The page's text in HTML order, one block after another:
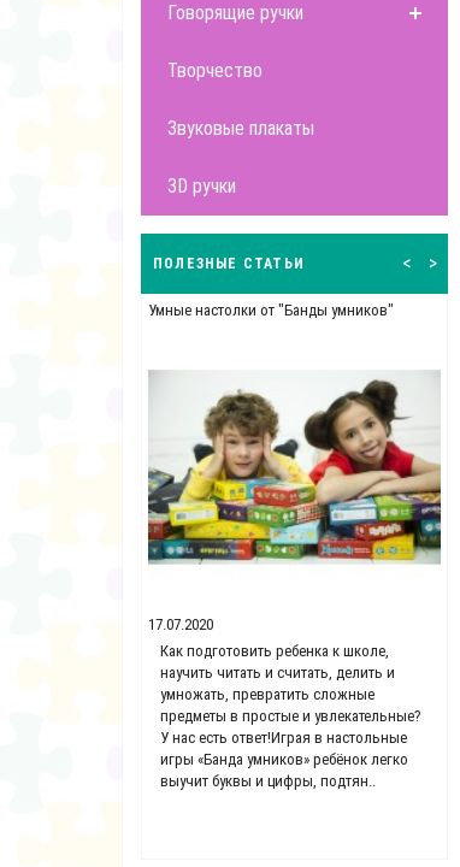
Говорящие ручки
Творчество
Звуковые плакаты
3D ручки
ПОЛЕЗНЫЕ СТАТЬИ
Умные настолки от "Банды умников"
17.07.2020
Как подготовить ребенка к школе,
научить читать и считать, делить и
умножать, превратить сложные
предметы в простые и увлекательные?
У нас есть ответ!Играя в настольные
игры «Банда умников» ребёнок легко
выучит буквы и цифры, подтян..
< >